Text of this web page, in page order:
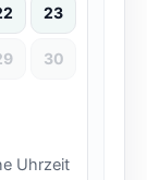
23
30
Uhrzeit